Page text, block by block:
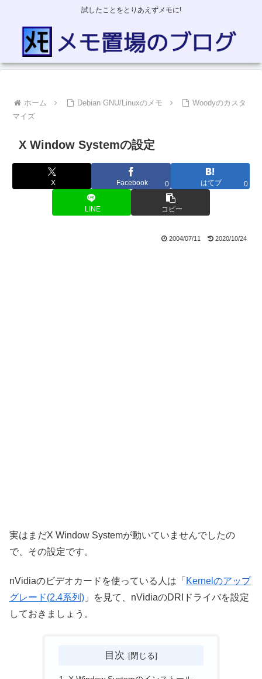
試したことをとりあえずメモに!
ホーム Debian GNU/Linuxのメモ
Woodyのカスタ
マイズ
X Window Systemの設定
X Facebook 0 はてブ 0
LINE コピー
2004/07/11 2020/10/24
実はまだX Window Systemが動いていませんでしたの
で、その設定です。
nVidiaのビデオカードを使っている人は「 Kernelのアップ
グレード(2.4系列) 」を見て、nVidiaのDRIドライバを設定
しておきましょう。
目次